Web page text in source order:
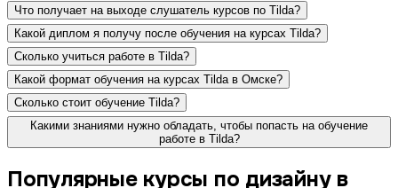
Что получает на выходе слушатель курсов по Tilda?
Какой диплом я получу после обучения на курсах Tilda?
Сколько учиться работе в Tilda?
Какой формат обучения на курсах Tilda в Омске?
Сколько стоит обучение Tilda?
Какими знаниями нужно обладать, чтобы попасть на обучение
работе в Tilda?
Популярные курсы по дизайну в